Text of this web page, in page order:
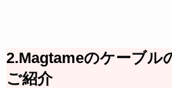
2.Magtameのケーブル
ご紹介